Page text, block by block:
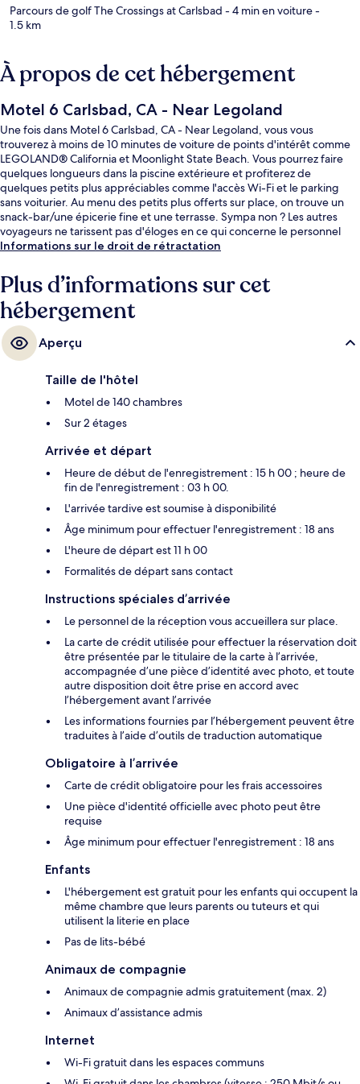
Parcours de golf The Crossings at Carlsbad - 4 min en voiture-
1.5 km
À propos de cet hébergement
Motel 6 Carlsbad, CA - Near Legoland
Une fois dans Motel 6 Carlsbad, CA - Near Legoland, vous vous
trouverez à moins de 10 minutes de voiture de points d'intérêt comme
LEGOLAND® California et Moonlight State Beach. Vous pourrez faire
quelques longueurs dans la piscine extérieure et profiterez de
quelques petits plus appréciables comme l'accès Wi-Fi et le parking
sans voiturier. Au menu des petits plus offerts sur place, on trouve un
snack-bar/une épicerie fine et une terrasse. Sympa non ? Les autres
voyageurs ne tarissent pas d'éloges en ce qui concerne le personnel
attentionné et l'emplacement.
Informations sur le droit de rétractation
Plus d’informations sur cet
hébergement
Aperçu
Taille de l'hôtel
Motel de 140 chambres
Sur 2 étages
Arrivée et départ
Heure de début de l'enregistrement : 15 h 00 ; heure de
fin de l'enregistrement : 03 h 00.
L'arrivée tardive est soumise à disponibilité
Âge minimum pour effectuer l'enregistrement : 18 ans
L'heure de départ est 11 h 00
Formalités de départ sans contact
Instructions spéciales d’arrivée
Le personnel de la réception vous accueillera sur place.
La carte de crédit utilisée pour effectuer la réservation doit
être présentée par le titulaire de la carte à l’arrivée,
accompagnée d’une pièce d’identité avec photo, et toute
autre disposition doit être prise en accord avec
l’hébergement avant l’arrivée
Les informations fournies par l’hébergement peuvent être
traduites à l’aide d’outils de traduction automatique
Obligatoire à l’arrivée
Carte de crédit obligatoire pour les frais accessoires
Une pièce d'identité officielle avec photo peut être
requise
Âge minimum pour effectuer l'enregistrement : 18 ans
Enfants
L'hébergement est gratuit pour les enfants qui occupent la
même chambre que leurs parents ou tuteurs et qui
utilisent la literie en place
Pas de lits-bébé
Animaux de compagnie
Animaux de compagnie admis gratuitement (max. 2)
Animaux d’assistance admis
Internet
Wi-Fi gratuit dans les espaces communs